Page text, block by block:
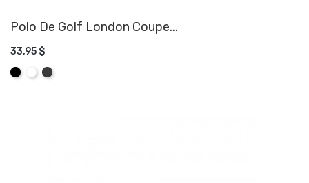
Polo De Golf London Coupe...
33,95 $
Noir
BlancGraphite
AJOUTER AU PANIER